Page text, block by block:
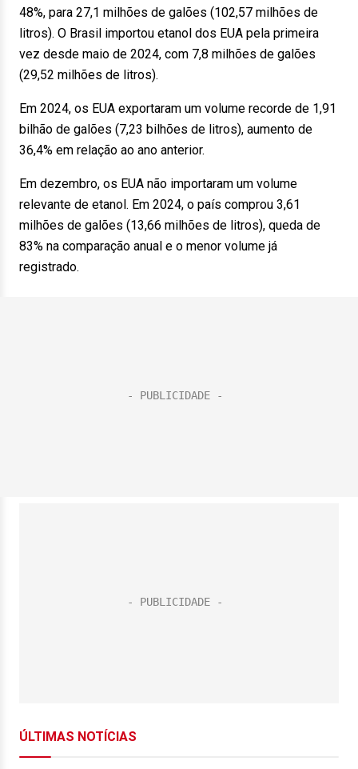
48%, para 27,1 milhões de galões (102,57 milhões de
litros). O Brasil importou etanol dos EUA pela primeira
vez desde maio de 2024, com 7,8 milhões de galões
(29,52 milhões de litros).
Em 2024, os EUA exportaram um volume recorde de 1,91
bilhão de galões (7,23 bilhões de litros), aumento de
36,4% em relação ao ano anterior.
Em dezembro, os EUA não importaram um volume
relevante de etanol. Em 2024, o país comprou 3,61
milhões de galões (13,66 milhões de litros), queda de
83% na comparação anual e o menor volume já
registrado.